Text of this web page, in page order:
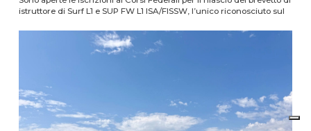
istruttore di Surf L1 e SUP FW L1 ISA/FISSW, l’unico riconosciuto sul